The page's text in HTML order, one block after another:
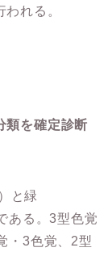
れる。
類を確定診断
と緑
ある。3型色覚
・3色覚、2型